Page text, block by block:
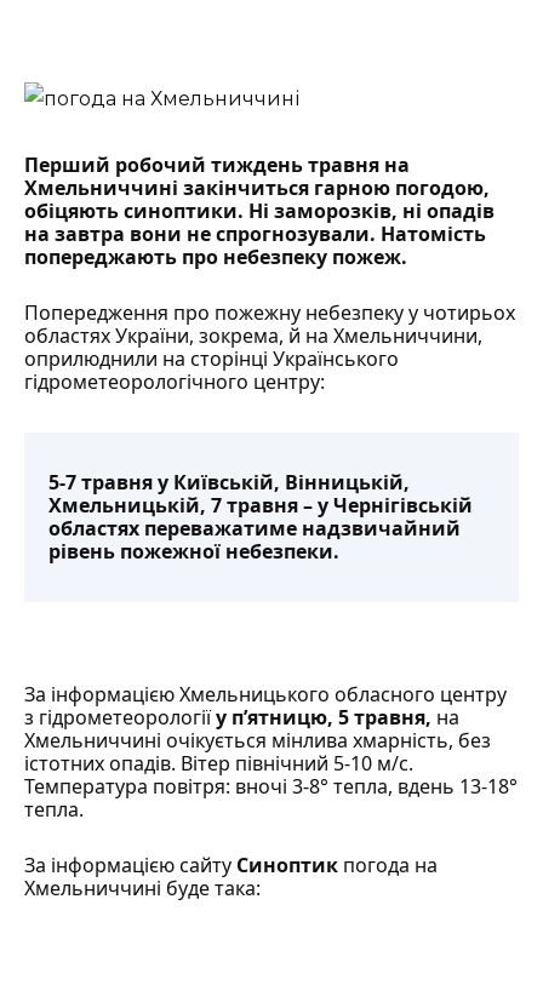
Перший робочий тиждень травня на
Хмельниччині закінчиться гарною погодою,
обіцяють синоптики. Ні заморозків, ні опадів
на завтра вони не спрогнозували. Натомість
попереджають про небезпеку пожеж.
Попередження про пожежну небезпеку у чотирьох
областях України, зокрема, й на Хмельниччини,
оприлюднили на сторінці Українського
гідрометеорологічного центру:
5-7 травня у Київській, Вінницькій,
Хмельницькій, 7 травня – у Чернігівській
областях переважатиме надзвичайний
рівень пожежної небезпеки.
За інформацієюХмельницького обласного центру
з гідрометеорологіїу п’ятницю, 5 травня, на
Хмельниччині очікується мінлива хмарність, без
істотних опадів. Вітер північний 5-10 м/с.
Температура повітря: вночі 3-8° тепла, вдень 13-18°
тепла.
За інформацією сайту Синоптик погода на
Хмельниччині буде така: